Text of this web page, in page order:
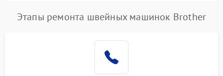
Этапы ремонта швейных машинок Brother